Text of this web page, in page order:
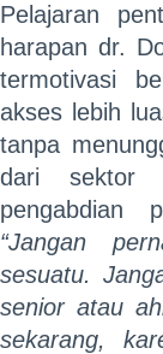
Pelajaran
harapan dr.
termotivasi
akses lebih
tanpa
dari sektor
pengabdian
“Jangan
sesuatu.
senior atau
sekarang,